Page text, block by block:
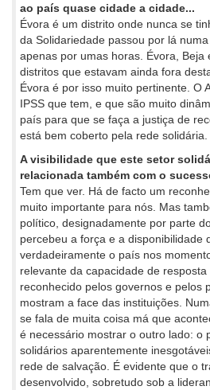
ao país quase cidade a cidade...
Évora é um distrito onde nunca se
da Solidariedade passou por lá
apenas por umas horas. Évora, Beja
distritos que estavam ainda fora
Évora é por isso muito pertinente. O
IPSS que tem, e que são muito
país para que se faça a justiça de
está bem coberto pela rede solidária.
A visibilidade que este setor
relacionada também com o
Tem que ver. Há de facto um
muito importante para nós. Mas
político, designadamente por parte
percebeu a força e a disponibilidade
verdadeiramente o país nos
relevante da capacidade de
reconhecido pelos governos e pelos
mostram a face das instituições.
se fala de muita coisa má que
é necessário mostrar o outro lado: o
solidários aparentemente
rede de salvação. É evidente que o
desenvolvido, sobretudo sob a